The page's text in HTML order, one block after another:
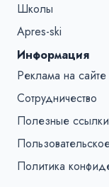
Школы
Apres-ski
Информация
Реклама на сайте
Сотрудничество
Полезные ссылки
Политика